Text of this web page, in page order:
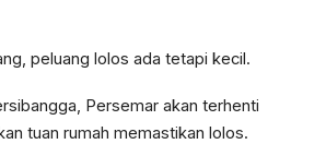
peluang lolos ada tetapi kecil.
Persemar akan terhenti
tuan rumah memastikan lolos.